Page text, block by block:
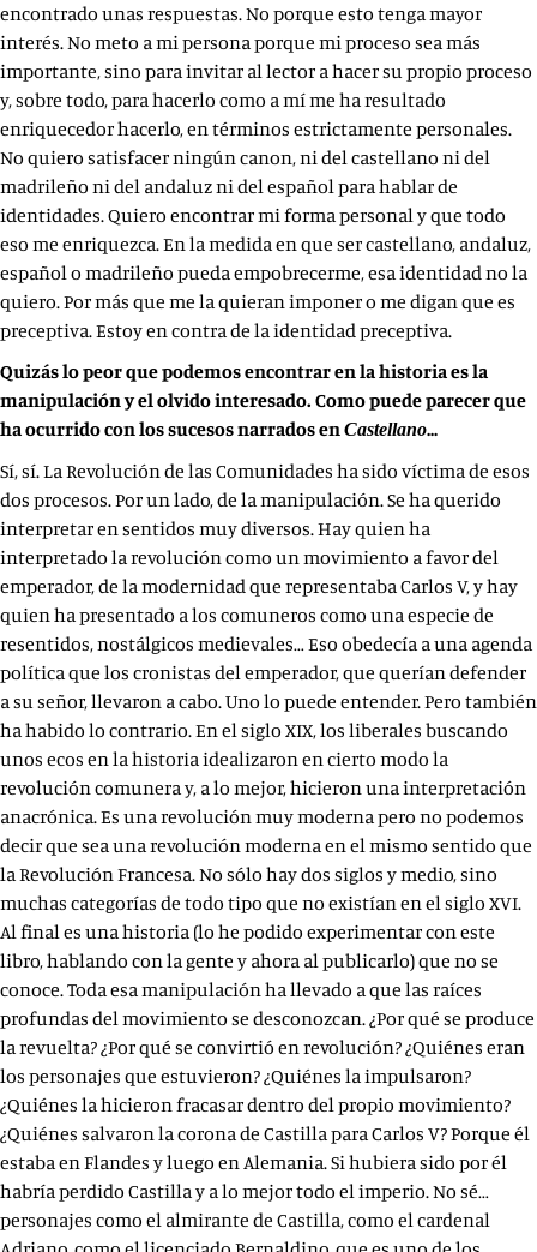
encontrado unas respuestas. No porque esto tenga mayor
interés. No meto a mi persona porque mi proceso sea más
importante, sino para invitar al lector a hacer su propio proceso
y, sobre todo, para hacerlo como a mí me ha resultado
enriquecedor hacerlo, en términos estrictamente personales.
No quiero satisfacer ningún canon, ni del castellano ni del
madrileño ni del andaluz ni del español para hablar de
identidades. Quiero encontrar mi forma personal y que todo
eso me enriquezca. En la medida en que ser castellano, andaluz,
español o madrileño pueda empobrecerme, esa identidad no la
quiero. Por más que me la quieran imponer o me digan que es
preceptiva. Estoy en contra de la identidad preceptiva.
Quizás lo peor que podemos encontrar en la historia es la
manipulación y el olvido interesado. Como puede parecer que
ha ocurrido con los sucesos narrados enCastellano…
Sí, sí. La Revolución de las Comunidades ha sido víctima de esos
dos procesos. Por un lado, de la manipulación. Se ha querido
interpretar en sentidos muy diversos. Hay quien ha
interpretado la revolución como un movimiento a favor del
emperador, de la modernidad que representaba Carlos V, y hay
quien ha presentado a los comuneros como una especie de
resentidos, nostálgicos medievales… Eso obedecía a una agenda
política que los cronistas del emperador, que querían defender
a su señor, llevaron a cabo. Uno lo puede entender. Pero también
ha habido lo contrario. En el siglo XIX, los liberales buscando
unos ecos en la historia idealizaron en cierto modo la
revolución comunera y, a lo mejor, hicieron una interpretación
anacrónica. Es una revolución muy moderna pero no podemos
decir que sea una revolución moderna en el mismo sentido que
la Revolución Francesa. No sólo hay dos siglos y medio, sino
muchas categorías de todo tipo que no existían en el siglo XVI.
Al final es una historia (lo he podido experimentar con este
libro, hablando con la gente y ahora al publicarlo) que no se
conoce. Toda esa manipulación ha llevado a que las raíces
profundas del movimiento se desconozcan. ¿Por qué se produce
la revuelta? ¿Por qué se convirtió en revolución? ¿Quiénes eran
los personajes que estuvieron? ¿Quiénes la impulsaron?
¿Quiénes la hicieron fracasar dentro del propio movimiento?
¿Quiénes salvaron la corona de Castilla para Carlos V? Porque él
estaba en Flandes y luego en Alemania. Si hubiera sido por él
habría perdido Castilla y a lo mejor todo el imperio. No sé…
personajes como el almirante de Castilla, como el cardenal